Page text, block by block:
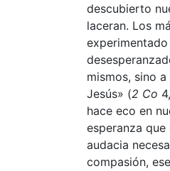
descubierto
laceran. Los
mismos, sino
Jesús» (2 Co
hace eco en
esperanza
audacia
compasión,